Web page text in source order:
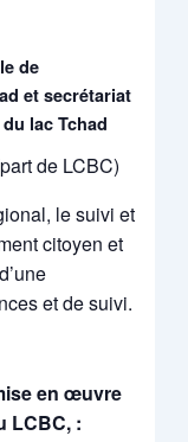
de
et secrétariat
lac Tchad
de LCBC)
le suivi et
citoyen et
et de suivi.
en œuvre
LCBC, :